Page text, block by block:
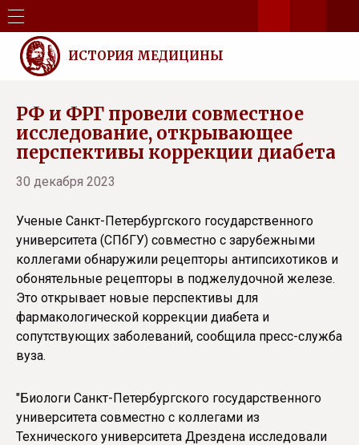
ИСТОРИЯ МЕДИЦИНЫ
РФ и ФРГ провели совместное
исследование, открывающее
перспективы коррекции диабета
30 декабря 2023
Ученые Санкт-Петербургского государственного
университета (СПбГУ) совместно с зарубежными
коллегами обнаружили рецепторы антипсихотиков и
обонятельные рецепторы в поджелудочной железе.
Это открывает новые перспективы для
фармакологической коррекции диабета и
сопутствующих заболеваний, сообщила пресс-служба
вуза.
"Биологи Санкт-Петербургского государственного
университета совместно с коллегами из
Технического университета Дрездена исследовали